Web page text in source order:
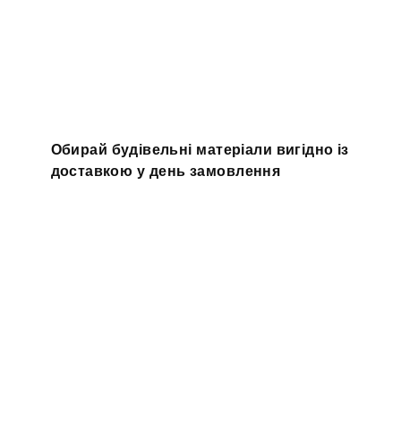
Обирай будівельні матеріали вигідно із
доставкою у день замовлення